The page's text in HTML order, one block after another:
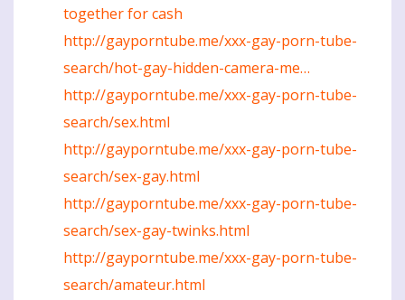
together for cash
http://gayporntube.me/xxx-gay-porn-tube-
search/hot-gay-hidden-camera-me…
http://gayporntube.me/xxx-gay-porn-tube-
search/sex.html
http://gayporntube.me/xxx-gay-porn-tube-
search/sex-gay.html
http://gayporntube.me/xxx-gay-porn-tube-
search/sex-gay-twinks.html
http://gayporntube.me/xxx-gay-porn-tube-
search/amateur.html